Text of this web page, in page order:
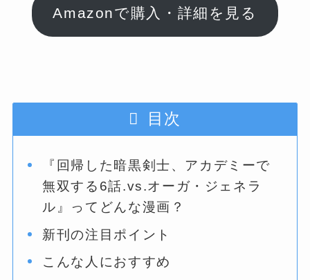
Amazonで購入・詳細を見る
目次
『回帰した暗黒剣士、アカデミーで
無双する6話.vs.オーガ・ジェネラ
ル』ってどんな漫画？
新刊の注目ポイント
こんな人におすすめ